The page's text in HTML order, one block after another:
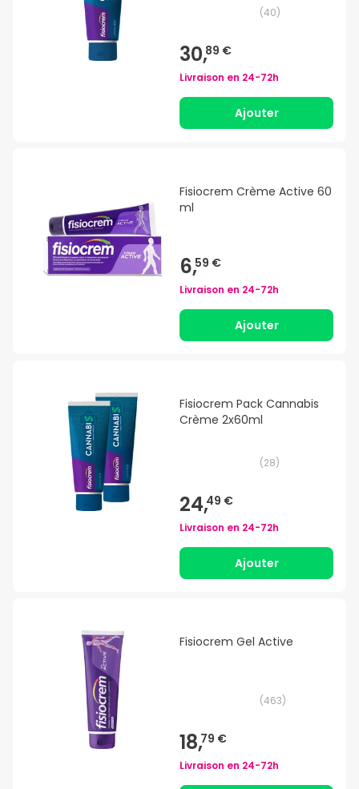
(40)
30,89 €
Livraison en 24-72h
Ajouter
Fisiocrem Crème Active 60
ml
6,59 €
Livraison en 24-72h
Ajouter
Fisiocrem Pack Cannabis
Crème 2x60ml
(28)
24,49 €
Livraison en 24-72h
Ajouter
Fisiocrem Gel Active
(463)
18,79 €
Livraison en 24-72h